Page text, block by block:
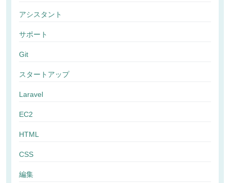
アシスタント
サポート
Git
スタートアップ
Laravel
EC2
HTML
CSS
編集